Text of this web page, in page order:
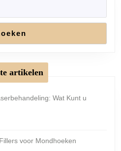
artikelen
Wat Kunt u
voor Mondhoeken